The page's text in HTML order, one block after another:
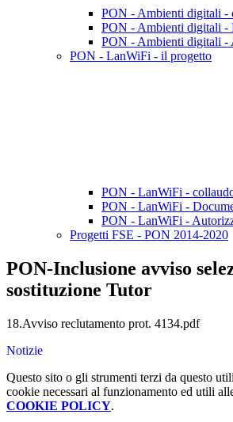
PON - Ambienti digitali -
PON - Ambienti digitali -
PON - Ambienti digitali -
PON - LanWiFi - il progetto
PON - LanWiFi -
PON - LanWiFi -
PON - LanWiFi -
Progetti FSE - PON 2014-2020
PON-Inclusione avviso
sostituzione Tutor
18.Avviso reclutamento prot. 4134.pdf
Notizie
Questo sito o gli strumenti terzi da questo
cookie necessari al funzionamento ed utili
COOKIE POLICY.